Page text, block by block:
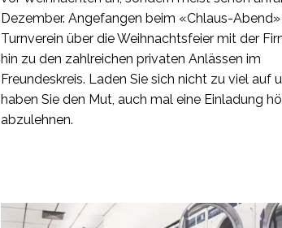
Dezember. Angefangen beim «Chlaus-
Turnverein über die Weihnachtsfeier mit der
hin zu den zahlreichen privaten Anlässen im
Freundeskreis. Laden Sie sich nicht zu viel auf
haben Sie den Mut, auch mal eine Einladung
abzulehnen.